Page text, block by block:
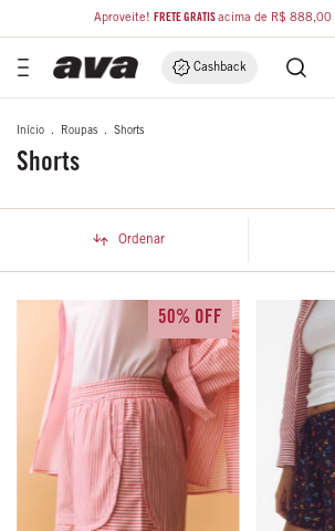
Aproveite! FRETE GRÁTISacima de R$ 888,00
Cashback
Início . Roupas . Shorts
Shorts
Ordenar
50% OFF